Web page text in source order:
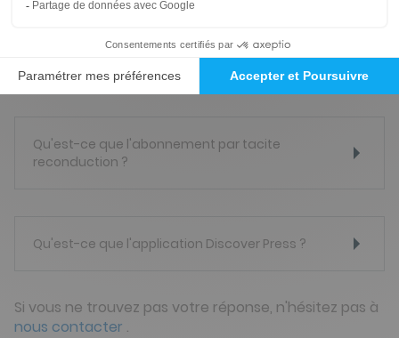
offerts par Viapresse ?
Qu'est-ce que l'abonnement par tacite
reconduction ?
Qu'est-ce que l'application Discover Press ?
Si vous ne trouvez pas votre réponse, n'hésitez pas à
nous contacter .